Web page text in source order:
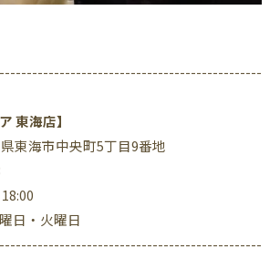
東海店】
東海市中央町5丁目9番地
日・火曜日